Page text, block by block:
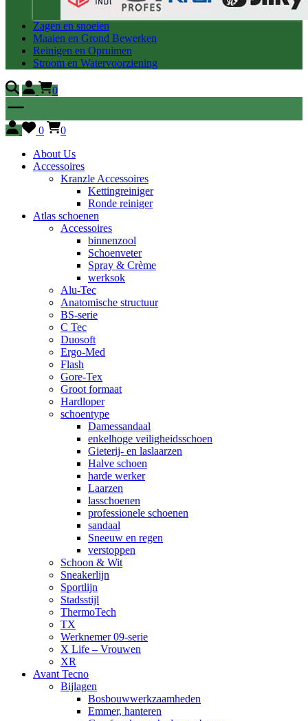
Zagen en snoeien
Maaien en Grond Bewerken
Reinigen en Opruimen
Stroom en Watervoorziening
0
0
0
About Us
Accessoires
Kranzle Accessoires
Kettingreiniger
Ronde reiniger
Atlas schoenen
Accessoires
binnenzool
Schoenveter
Spray & Crème
werksok
Alu-Tec
Anatomische structuur
BS-serie
C Tec
Duosoft
Ergo-Med
Flash
Gore-Tex
Groot formaat
Hardloper
schoentype
Damessandaal
enkelhoge veiligheidsschoen
Gieterij- en laslaarzen
Halve schoen
harde werker
Laarzen
lasschoenen
professionele schoenen
sandaal
Sneeuw en regen
verstoppen
Schoon & Wit
Sneakerlijn
Sportlijn
Stadsstijl
ThermoTech
TX
Werknemer 09-serie
X Life – Vrouwen
XR
Avant Tecno
Bijlagen
Bosbouwwerkzaamheden
Emmer, hanteren